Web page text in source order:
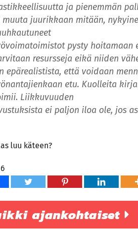
ja pienemmän
muuta juurikkaan mitään,
pysty hoitamaan
resursseja eikä niiden
epärealistista, että voidaan
etu. Kuolleita
Liikkuvuuden
ei paljon iloa ole, jos
luu käteen?
ajankohtaiset